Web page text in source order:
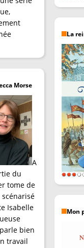
Morse
A
du
tome de
scénarisé
Isabelle
bien
travail
La
Mon